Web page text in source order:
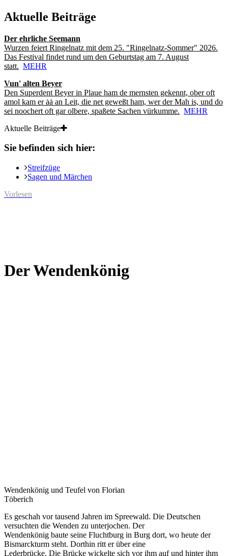
Aktuelle Beiträge
Der ehrliche Seemann
Wurzen feiert Ringelnatz mit dem 25. "Ringelnatz-Sommer" 2026.
Das Festival findet rund um den Geburtstag am 7. August
statt. MEHR
Vun' alten Beyer
Den Superdent Beyer in Plaue ham de mernsten gekennt, ober oft
amol kam er ȧȧ an Leit, die net geweßt ham, wer der Mah is, und do
sei noochert oft gar olbere, spaßete Sachen vürkumme. MEHR
Aktuelle Beiträge
Sie befinden sich hier:
Streifzüge
Sagen und Märchen
Vorlesen
Der Wendenkönig
Wendenkönig und Teufel von Florian
Töberich
Es geschah vor tausend Jahren im Spreewald. Die Deutschen
versuchten die Wenden zu unterjochen. Der
Wendenkönig baute seine Fluchtburg in Burg dort, wo heute der
Bismarckturm steht. Dorthin ritt er über eine
Lederbrücke. Die Brücke wickelte sich vor ihm auf und hinter ihm